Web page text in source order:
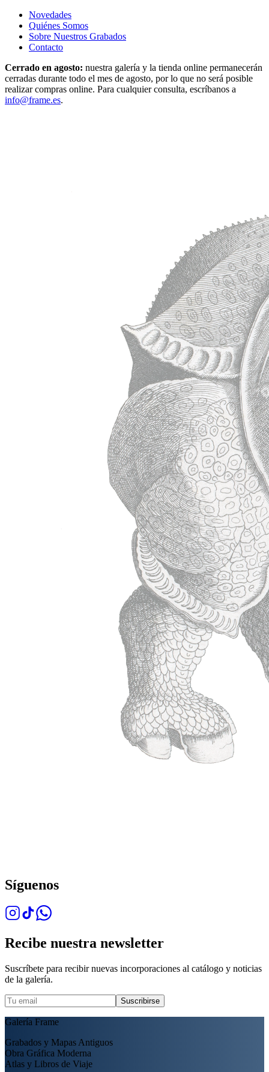
Novedades
Quiénes Somos
Sobre Nuestros Grabados
Contacto
Cerrado en agosto: nuestra galería y la tienda online permanecerán
cerradas durante todo el mes de agosto, por lo que no será posible
realizar compras online. Para cualquier consulta, escríbanos a
info@frame.es.
Síguenos
Recibe nuestra newsletter
Suscríbete para recibir nuevas incorporaciones al catálogo y noticias
de la galería.
Suscribirse
Galería Frame
Grabados y Mapas Antiguos
Obra Gráfica Moderna
Atlas y Libros de Viaje